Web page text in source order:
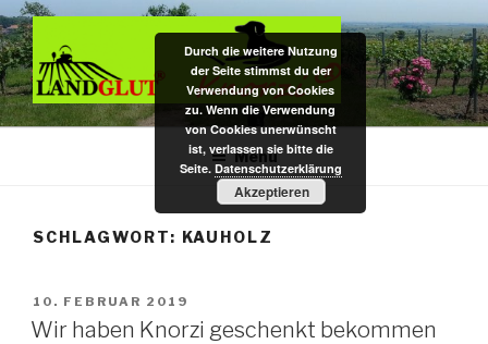
Zum
Inhalt
springen
DAS BIO KAUHOLZ AUS DER
Hundekauspielzeug / Zahnpflege- u. Kauholz / Dekoartikel f.
Nagarium u. Terrarium – das Original aus pfälzer Bio-Rebenholz
Menü
SCHLAGWORT: KAUHOLZ
VERÖFFENTLICHT
AM
10. FEBRUAR 2019
Wir haben Knorzi geschenkt bekommen
Durch die weitere Nutzung
der Seite stimmst du der
Verwendung von Cookies
zu. Wenn die Verwendung
von Cookies unerwünscht
ist, verlassen sie bitte die
Seite. Datenschutzerklärung
Akzeptieren